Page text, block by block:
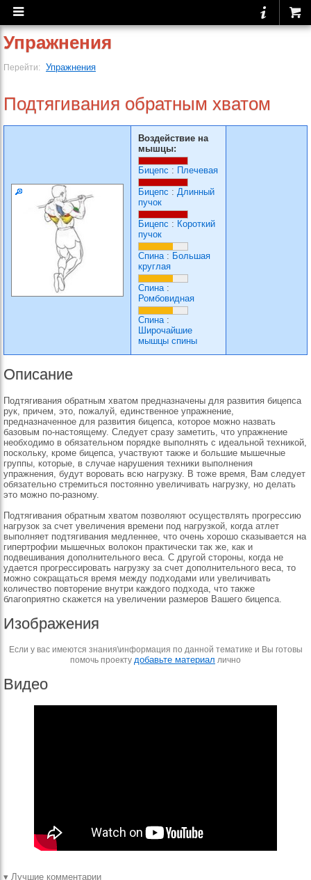
Упражнения
Перейти: Упражнения
Подтягивания обратным хватом
Воздействие на
мышцы:
Бицепс : Плечевая
Бицепс : Длинный
пучок
Бицепс : Короткий
пучок
Спина: Большая
круглая
Спина:
Ромбовидная
Спина:
Широчайшие
мышцы спины
Описание
Подтягивания обратным хватом предназначены для развития бицепса
рук, причем, это, пожалуй, единственное упражнение,
предназначенное для развития бицепса, которое можно назвать
базовым по-настоящему. Следует сразу заметить, что упражнение
необходимо в обязательном порядке выполнять с идеальной техникой,
поскольку, кроме бицепса, участвуют также и большие мышечные
группы, которые, в случае нарушения техники выполнения
упражнения, будут воровать всю нагрузку. В тоже время, Вам следует
обязательно стремиться постоянно увеличивать нагрузку, но делать
это можно по-разному.
Подтягивания обратным хватом позволяют осуществлять прогрессию
нагрузок за счет увеличения времени под нагрузкой, когда атлет
выполняет подтягивания медленнее, что очень хорошо сказывается на
гипертрофии мышечных волокон практически так же, как и
подвешивания дополнительного веса. С другой стороны, когда не
удается прогрессировать нагрузку за счет дополнительного веса, то
можно сокращаться время между подходами или увеличивать
количество повторение внутри каждого подхода, что также
благоприятно скажется на увеличении размеров Вашего бицепса.
Изображения
Если у вас имеются знания\информация по данной тематике и Вы готовы
помочь проекту добавьте материал лично
Видео
▾ Лучшие комментарии